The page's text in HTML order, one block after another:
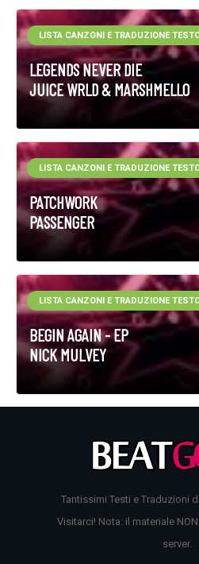
LEGENDS NEVER DIE
JUICE WRLD & MARSHMELLO
LISTA CANZONI E TRADUZIONE
PATCHWORK
PASSENGER
LISTA CANZONI E TRADUZIONE
BEGIN AGAIN - EP
NICK MULVEY
LISTA CANZONI E TRADUZIONE
Tantissimi Testi e Traduzioni
Visitarci! Nota: il materiale
server.